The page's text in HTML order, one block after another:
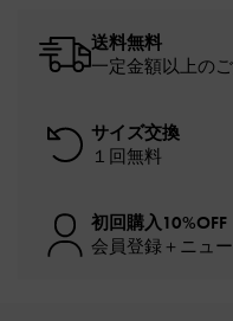
送料無料
一定金額以上の
サイズ交換
１回無料
初回購入10%OFF
会員登録＋ニュ